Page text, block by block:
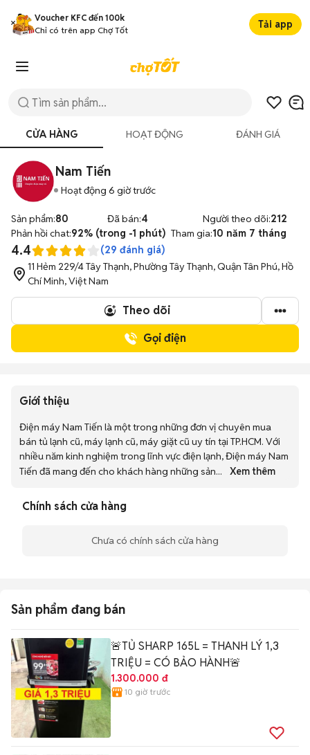
Voucher KFC đến 100k
Chỉ có trên app Chợ Tốt
Tải app
Nam Tiến
Hoạt động 6 giờ trước
4.4 (29 đánh giá)
11 Hẻm 229/4 Tây Thạnh, Phường Tây Thạnh, Quận Tân Phú, Hồ
Chí Minh, Việt Nam
Sản phẩm:80 Đã bán:4 Người theo dõi:212
Phản hồi chat:92% (trong -1 phút) Tham gia:10 năm 7 tháng
Theo dõi
Gọi điện
CỬA HÀNG HOẠT ĐỘNG ĐÁNH GIÁ
Giới thiệu
Điện máy Nam Tiến là một trong những đơn vị chuyên mua
bán tủ lạnh cũ, máy lạnh cũ, máy giặt cũ uy tín tại TP.HCM. Với
nhiều năm kinh nghiệm trong lĩnh vực điện lạnh, Điện máy Nam
Tiến đã mang đến cho khách hàng những sản... Xem thêm
Chính sách cửa hàng
Chưa có chính sách cửa hàng
Sản phẩm đang bán
🚨TỦ SHARP 165L = THANH LÝ 1,3
TRIỆU = CÓ BẢO HÀNH🚨
1.300.000 đ
10 giờ trước